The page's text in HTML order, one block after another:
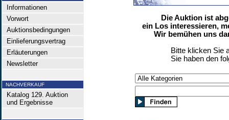
Informationen
Vorwort
Auktionsbedingungen
Einlieferungsvertrag
Erläuterungen
Newsletter
NACHVERKAUF
Katalog 129. Auktion
und Ergebnisse
Die Auktion ist
ein Los interessieren,
Wir bemühen uns
Bitte klicken Sie
Sie haben den